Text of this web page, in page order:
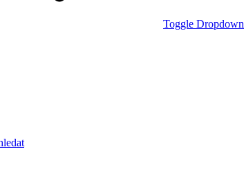
Toggle Dropdown